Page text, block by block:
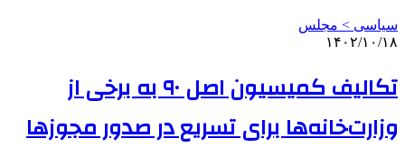
سیاسی > مجلس
۱۴۰۲/۱۰/۱۸
تکالیف کمیسیون اصل ۹۰ به برخی از
وزارت‌خانه‌ها برای تسریع در صدور مجوزها